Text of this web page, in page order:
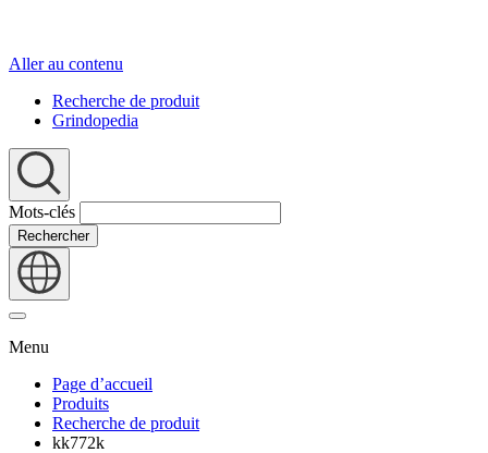
Aller au contenu
Recherche de produit
Grindopedia
Mots-clés
Rechercher
Menu
Page d’accueil
Produits
Recherche de produit
kk772k